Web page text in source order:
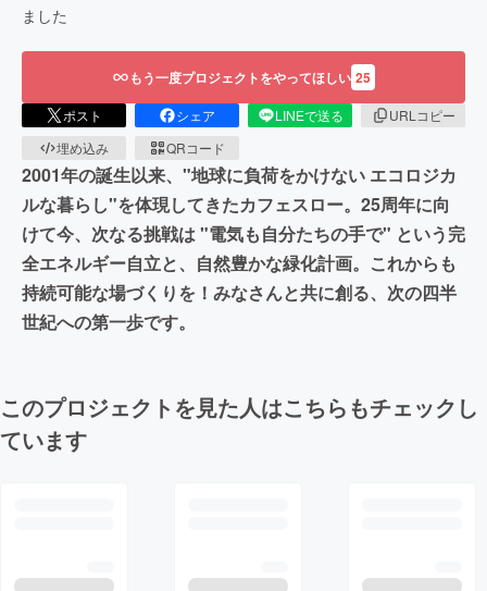
ました
もう一度プロジェクトをやってほしい 25
ポスト シェア LINEで送る
URLコピー
埋め込み
QRコード
2001年の誕生以来、"地球に負荷をかけない エコロジカ
ルな暮らし"を体現してきたカフェスロー。25周年に向
けて今、次なる挑戦は "電気も自分たちの手で" という完
全エネルギー自立と、自然豊かな緑化計画。これからも
持続可能な場づくりを！みなさんと共に創る、次の四半
世紀への第一歩です。
このプロジェクトを見た人はこちらもチェックし
ています